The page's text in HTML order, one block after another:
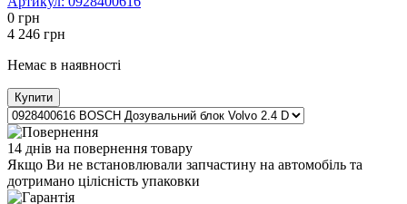
0 грн
4 246 грн
Немає в наявності
Купити
14 днів на повернення товару
Якщо Ви не встановлювали запчастину на автомобіль та
дотримано цілісність упаковки